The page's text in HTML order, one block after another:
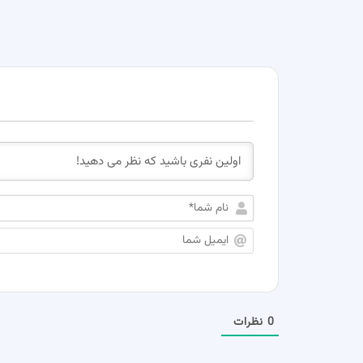
0 نظرات